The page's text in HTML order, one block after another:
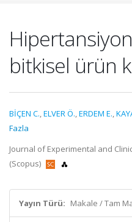
bitkisel ürün
BİÇEN C.,ELVER Ö.,ERDEM E.,
Fazla
Journal of Experimental and
(Scopus)
Yayın Türü: Makale / Tam